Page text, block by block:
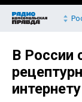
В России
интернету